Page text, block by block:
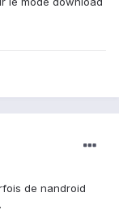
de nandroid